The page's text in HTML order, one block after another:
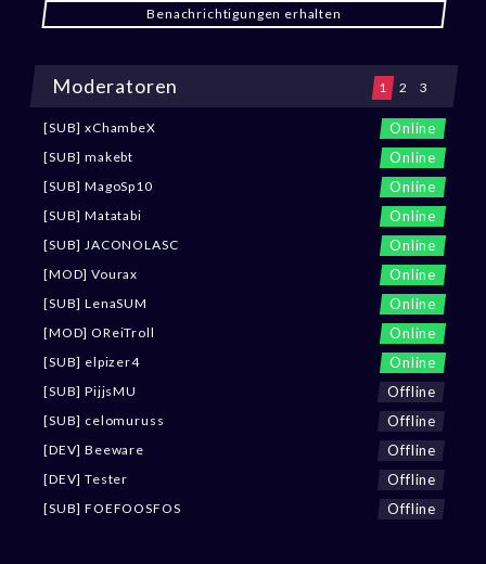
Benachrichtigungen erhalten
Moderatoren 1 2 3
[SUB] xChambeX Online
[SUB] makebt Online
[SUB] MagoSp10 Online
[SUB] Matatabi Online
[SUB] JACONOLASC Online
[MOD] Vourax Online
[SUB] LenaSUM Online
[MOD] OReiTroll Online
[SUB] elpizer4 Online
[SUB] PijjsMU Offline
[SUB] celomuruss Offline
[DEV] Beeware Offline
[DEV] Tester Offline
[SUB] FOEFOOSFOS Offline